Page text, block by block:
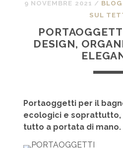
9 NOVEMBRE 2021 /
SUL
DESIGN,
Portaoggetti per il
ecologici e soprattutto,
tutto a portata di mano.